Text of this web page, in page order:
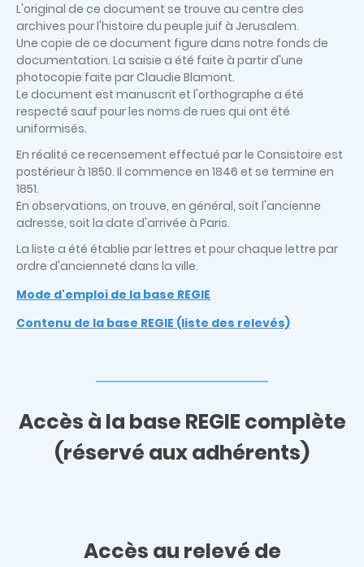
L'original de ce document se trouve au centre des
archives pour l'histoire du peuple juif à Jerusalem.
Une copie de ce document figure dans notre fonds de
documentation. La saisie a été faite à partir d'une
photocopie faite par Claudie Blamont.
Le document est manuscrit et l'orthographe a été
respecté sauf pour les noms de rues qui ont été
uniformisés.
En réalité ce recensement effectué par le Consistoire est
postérieur à 1850. Il commence en 1846 et se termine en
1851.
En observations, on trouve, en général, soit l'ancienne
adresse, soit la date d'arrivée à Paris.
La liste a été établie par lettres et pour chaque lettre par
ordre d'ancienneté dans la ville.
Mode d'emploi de la base REGIE
Contenu de la base REGIE (liste des relevés)
Accès à la base REGIE complète
(réservé aux adhérents)
Accès au relevé de